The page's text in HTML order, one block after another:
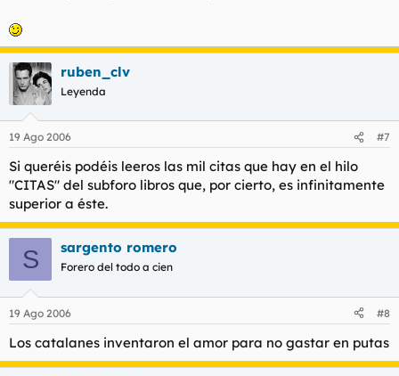
ruben_clv
Leyenda
19 Ago 2006 #7
Si queréis podéis leeros las mil citas que hay en el hilo
"CITAS" del subforo libros que, por cierto, es infinitamente
superior a éste.
S sargento romero
Forero del todo a cien
19 Ago 2006 #8
Los catalanes inventaron el amor para no gastar en putas